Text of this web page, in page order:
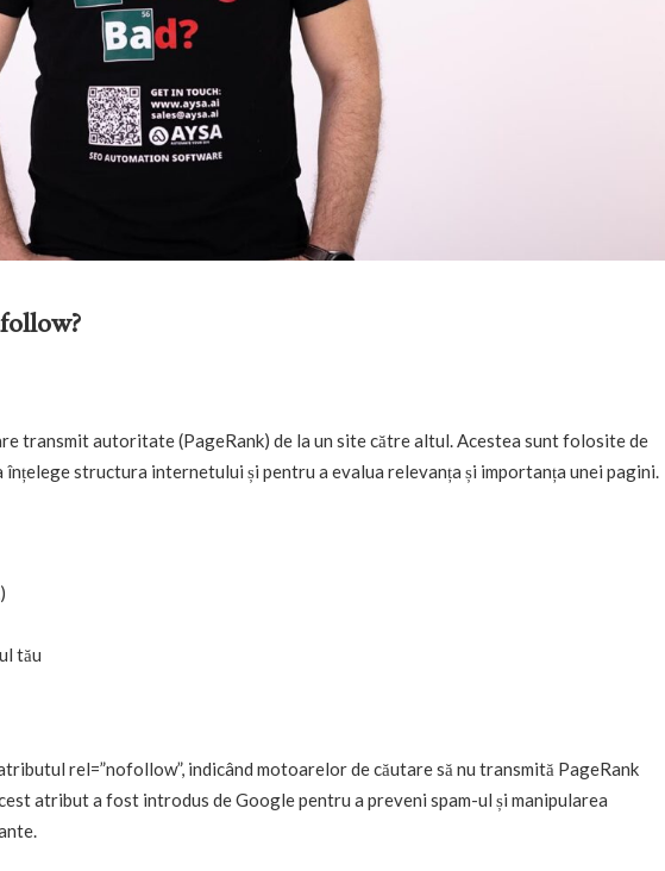
transmit autoritate (PageRank) de la un site către altul. Acestea sunt folosite de
structura internetului și pentru a evalua relevanța și importanța unei pagini.
tău
rel=”nofollow”, indicând motoarelor de căutare să nu transmită PageRank
atribut a fost introdus de Google pentru a preveni spam-ul și manipularea